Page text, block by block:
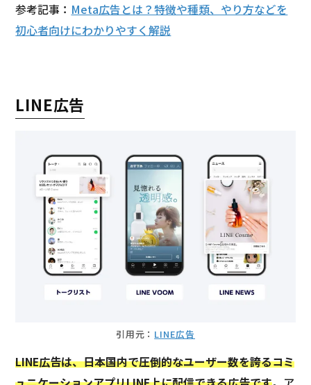
参考記事： Meta広告とは？特徴や種類、やり方などを
初心者向けにわかりやすく解説
LINE広告
引用元： LINE広告
LINE広告は、日本国内で圧倒的なユーザー数を誇るコミ